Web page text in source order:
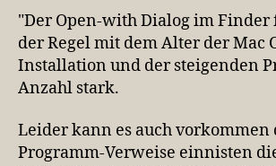
"Der Open-with Dialog im
der Regel mit dem Alter der Mac
Installation und der steigenden
Anzahl stark.
Leider kann es auch vorkommen
Programm-Verweise einnisten